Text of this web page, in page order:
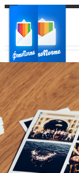
Ваш город:
Ваш регион
Выберите из